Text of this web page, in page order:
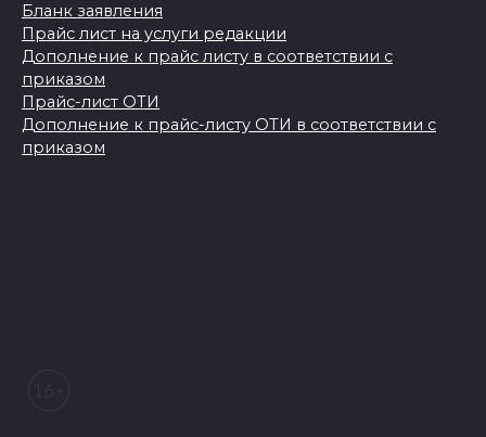
Бланк заявления
Прайс лист на услуги редакции
Дополнение к прайс листу в соответствии с
приказом
Прайс-лист ОТИ
Дополнение к прайс-листу ОТИ в соответствии с
приказом